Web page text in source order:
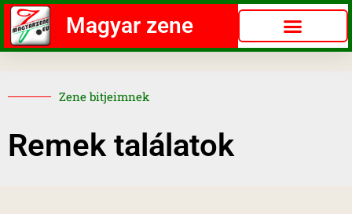
Magyar zene
Zene bitjeimnek
Remek találatok